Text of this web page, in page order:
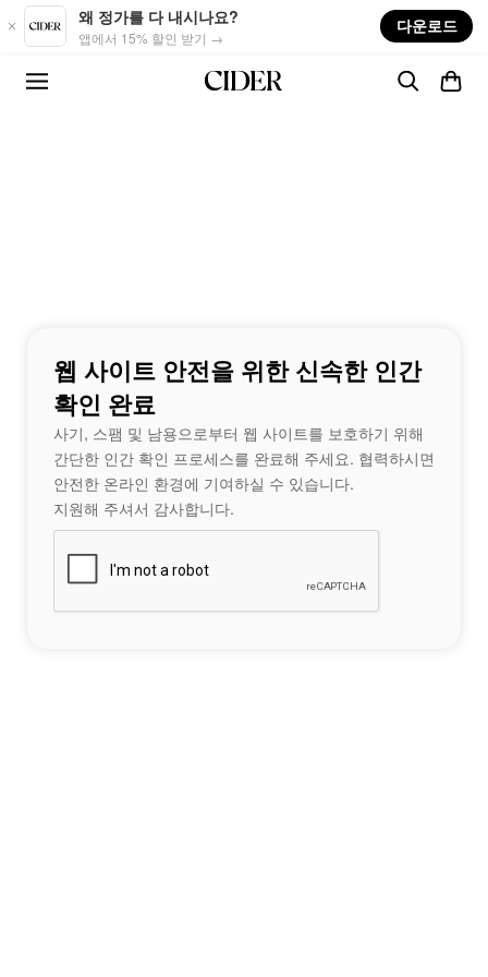
Skip to main content
왜 정가를 다 내시나요?
앱에서 15% 할인 받기 →
다운로드
웹 사이트 안전을 위한 신속한 인간
확인 완료
사기, 스팸 및 남용으로부터 웹 사이트를 보호하기 위해
간단한 인간 확인 프로세스를 완료해 주세요. 협력하시면
안전한 온라인 환경에 기여하실 수 있습니다.
지원해 주셔서 감사합니다.